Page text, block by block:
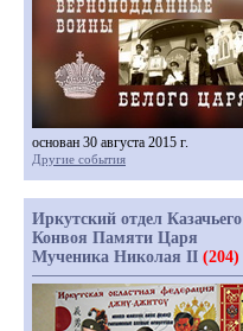
основан 30 августа 2015 г.
Другие события
Иркутский отдел Казачьего
Конвоя Памяти Царя
Мученика Николая II (204)